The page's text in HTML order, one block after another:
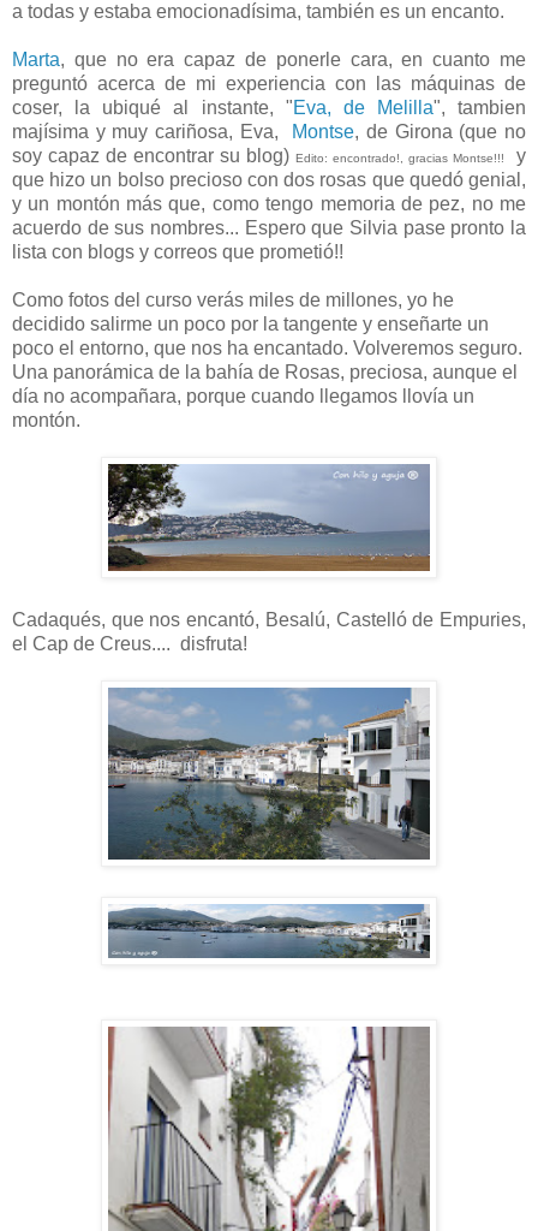
a todas y estaba emocionadísima, también es un encanto.
Marta, que no era capaz de ponerle cara, en cuanto me
preguntó acerca de mi experiencia con las máquinas de
coser, la ubiqué al instante, "Eva, de Melilla", tambien
majísima y muy cariñosa, Eva,
Montse, de Girona (que no
soy capaz de encontrar su blog) Edito: encontrado!, gracias Montse!!!
y
que hizo un bolso precioso con dos rosas que quedó genial,
y un montón más que, como tengo memoria de pez, no me
acuerdo de sus nombres... Espero que Silvia pase pronto la
lista con blogs y correos que prometió!!
Como fotos del curso verás miles de millones, yo he
decidido salirme un poco por la tangente y enseñarte un
poco el entorno, que nos ha encantado. Volveremos seguro.
Una panorámica de la bahía de Rosas, preciosa, aunque el
día no acompañara, porque cuando llegamos llovía un
montón.
Cadaqués, que nos encantó, Besalú, Castelló de Empuries,
el Cap de Creus.... disfruta!